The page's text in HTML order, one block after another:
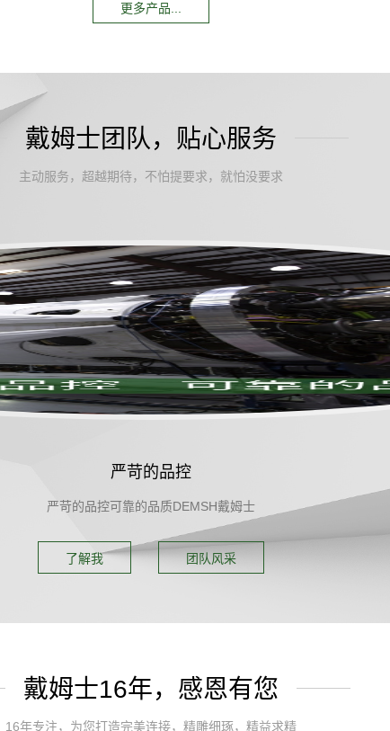
更多产品...
戴姆士团队，贴心服务
主动服务，超越期待，不怕提要求，就怕没要求
严苛的品控
严苛的品控可靠的品质DEMSH戴姆士
了解我 团队风采
戴姆士16年，感恩有您
16年专注，为您打造完美连接，精雕细琢，精益求精